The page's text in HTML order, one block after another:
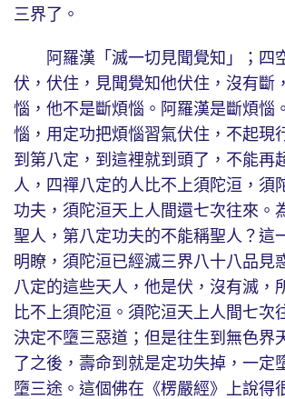
三界了。
阿羅漢「滅一切見聞覺知」；四
伏，伏住，見聞覺知他伏住，沒有斷
惱，他不是斷煩惱。阿羅漢是斷煩惱
惱，用定功把煩惱習氣伏住，不起現
到第八定，到這裡就到頭了，不能再
人，四禪八定的人比不上須陀洹，須
功夫，須陀洹天上人間還七次往來。
聖人，第八定功夫的不能稱聖人？這
明瞭，須陀洹已經滅三界八十八品見
八定的這些天人，他是伏，沒有滅，
比不上須陀洹。須陀洹天上人間七次
決定不墮三惡道；但是往生到無色界
了之後，壽命到就是定功失掉，一定
墮三途。這個佛在《楞嚴經》上說得